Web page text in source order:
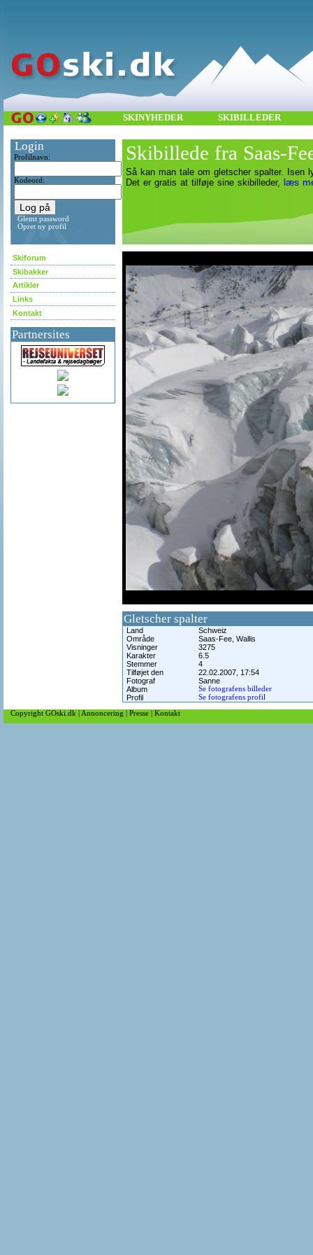
SKINYHEDER SKIBILLEDER
Login
Profilnavn:
Kodeord:
Glemt password
Opret ny profil
Skiforum
Skibakker
Artikler
Links
Kontakt
Partnersites
Skibillede fra Saas-
Så kan man tale om gletscher spalter. Isen
Det er gratis at tilføje sine skibilleder, læs
Gletscher spalter
Land
Schweiz
Område
Saas-Fee, Wallis
Visninger
3275
Karakter
6.5
Stemmer
4
Tilføjet den
22.02.2007, 17:54
Fotograf
Sanne
Album
Se fotografens billeder
Profil Se fotografens profil
Copyright GOski.dk Annoncering Presse Kontakt